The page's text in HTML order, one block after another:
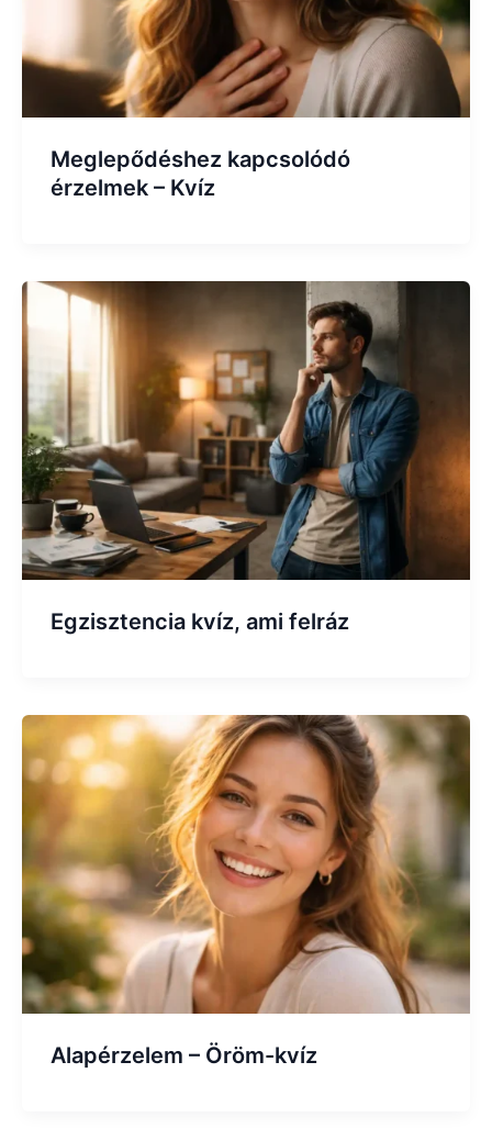
Meglepődéshez kapcsolódó
érzelmek – Kvíz
Egzisztencia kvíz, ami felráz
Alapérzelem – Öröm-kvíz